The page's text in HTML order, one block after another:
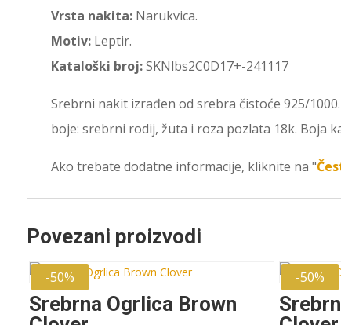
Vrsta nakita:Narukvica.
Motiv:Leptir.
Kataloški broj:SKNlbs2C0D17+-241117
Srebrni nakit izrađen od srebra čistoće 925/
boje: srebrni rodij, žuta i roza pozlata 18k. Boja
Ako trebate dodatne informacije, kliknite na "
Povezani proizvodi
-50%
Srebrna Ogrlica Brown
-50%